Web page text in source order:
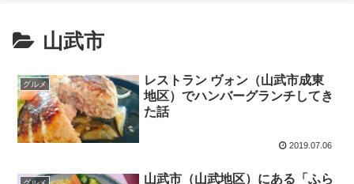
山武市
グルメ
レストラン ヴォン（山武市成東
地区）でハンバーグランチしてき
た話
2019.07.06
山武市（山武地区）にある「ふら